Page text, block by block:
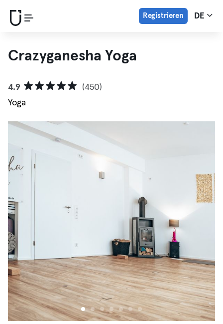
Registrieren DE
Crazyganesha Yoga
4.9
(450)
Yoga